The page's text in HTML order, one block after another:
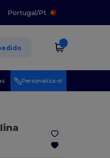
Portugal/Pt
Personaliza-o!